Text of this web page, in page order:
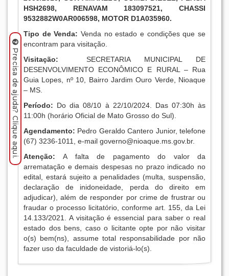
HSH2698, RENAVAM 183097521, CHASSI
9532882W0AR006598, MOTOR D1A035960.
Tipo de Venda: Venda no estado e condições que se
encontram para visitação.
Visitação: SECRETARIA MUNICIPAL DE
DESENVOLVIMENTO ECONÔMICO E RURAL – Rua
Guia Lopes, nº 10, Bairro Jardim Ouro Verde, Nioaque
– MS.
Período: Do dia 08/10 à 22/10/2024. Das 07:30h às
11:00h (horário Oficial de Mato Grosso do Sul).
Agendamento: Pedro Geraldo Cantero Junior, telefone
(67) 3236-1011, e-mail governo@nioaque.ms.gov.br.
Atenção:A falta de pagamento do valor da
arrematação e demais despesas no prazo indicado no
edital, estará sujeito a penalidades (multa, suspensão,
declaração de inidoneidade, perda do direito em
adjudicar), além de responder por crime de frustrar ou
fraudar o processo licitatório, conforme art. 155, da Lei
14.133/2021. A visitação é essencial para saber o real
estado dos bens, caso o licitante opte por não visitar
o(s) bem(ns), assume total responsabilidade por não
fazer uso da faculdade de vistoriá-lo(s).
Precisa de ajuda? Clique aqui.